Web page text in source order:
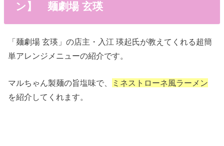
ン】 麺劇場 玄瑛
「麺劇場 玄瑛」の店主・入江 瑛起氏が教えてくれる超簡
単アレンジメニューの紹介です。
マルちゃん製麺の旨塩味で、
ミネストローネ風ラーメン
を紹介してくれます。